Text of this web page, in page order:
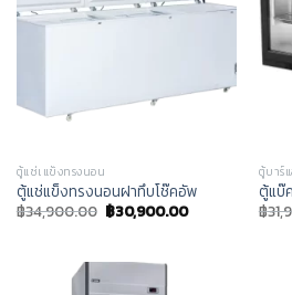
ตู้แช่เแข็งทรงนอน
ตู้แช่แข็งทรงนอนฝาทึบโช๊คอัพ
฿34,900.00 ฿30,900.00
ตู้บาร์
ตู้แบ๊
฿